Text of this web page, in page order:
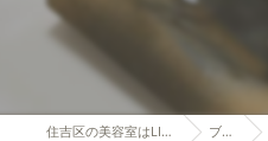
住吉区の美容室はLIAM hair Relax ブログ